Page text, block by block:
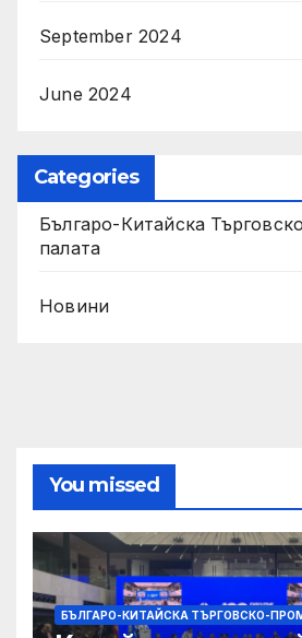
September 2024
June 2024
Categories
Българо-Китайска
палaта
Новини
You missed
БЪЛГАРО-КИТАЙСКА ТЪРГОВСКО-